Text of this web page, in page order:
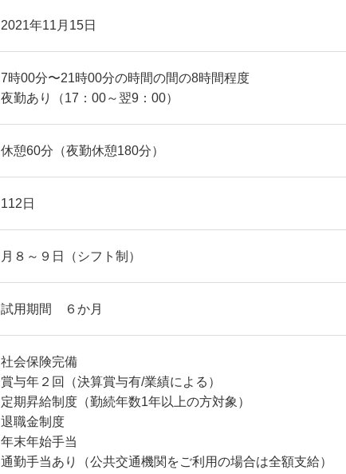
2021年11月15日
7時00分〜21時00分の時間の間の8時間程度
夜勤あり（17：00～翌9：00）
休憩60分（夜勤休憩180分）
112日
月８～９日（シフト制）
試用期間 ６か月
社会保険完備
賞与年２回（決算賞与有/業績による）
定期昇給制度（勤続年数1年以上の方対象）
退職金制度
年末年始手当
通勤手当あり（公共交通機関をご利用の場合は全額支給）